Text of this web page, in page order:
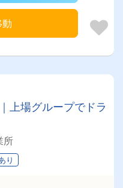
上場グループでドラ
所
り